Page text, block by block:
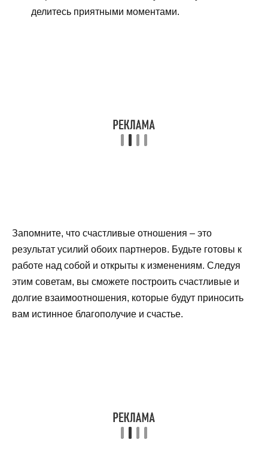
делитесь приятными моментами.
Запомните, что счастливые отношения – это
результат усилий обоих партнеров. Будьте готовы к
работе над собой и открыты к изменениям. Следуя
этим советам, вы сможете построить счастливые и
долгие взаимоотношения, которые будут приносить
вам истинное благополучие и счастье.